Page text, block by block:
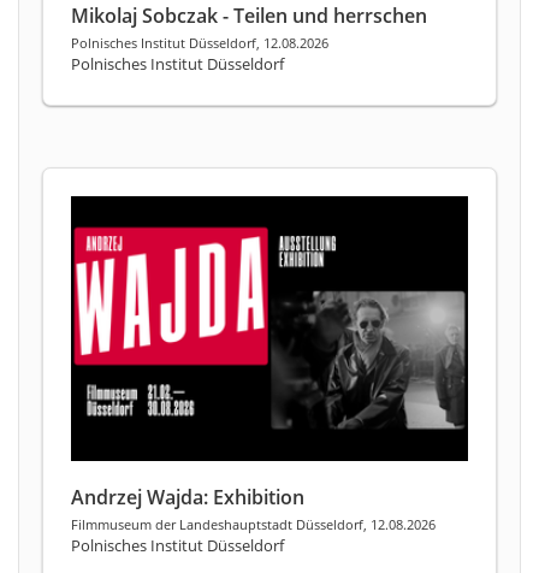
Mikolaj Sobczak - Teilen und herrschen
Polnisches Institut Düsseldorf, 12.08.2026
Polnisches Institut Düsseldorf
Andrzej Wajda: Exhibition
Filmmuseum der Landeshauptstadt Düsseldorf, 12.08.2026
Polnisches Institut Düsseldorf